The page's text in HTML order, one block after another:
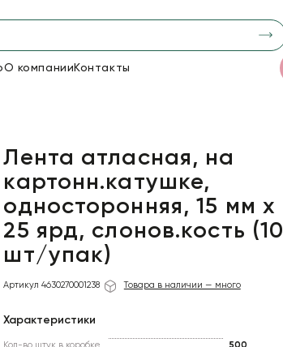
О компании Контакты
18
Сетка6
Лента атласная, на
картонн.катушке,
односторонняя, 15 мм х
25 ярд, слонов.кость (10
шт/упак)
Артикул 4630270001238 Товара в наличии — много
Характеристики